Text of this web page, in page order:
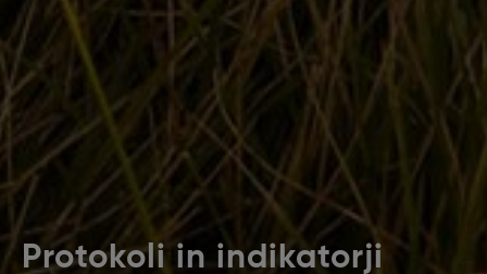
Protokoli in indikatorji